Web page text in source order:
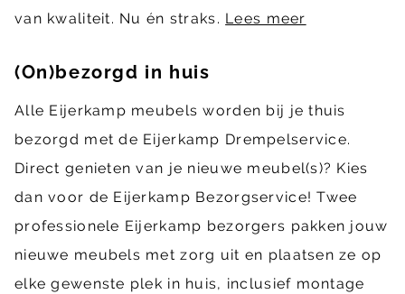
van kwaliteit. Nu én straks. Lees meer
(On)bezorgd in huis
Alle Eijerkamp meubels worden bij je thuis
bezorgd met de Eijerkamp Drempelservice.
Direct genieten van je nieuwe meubel(s)? Kies
dan voor de Eijerkamp Bezorgservice! Twee
professionele Eijerkamp bezorgers pakken jouw
nieuwe meubels met zorg uit en plaatsen ze op
elke gewenste plek in huis, inclusief montage